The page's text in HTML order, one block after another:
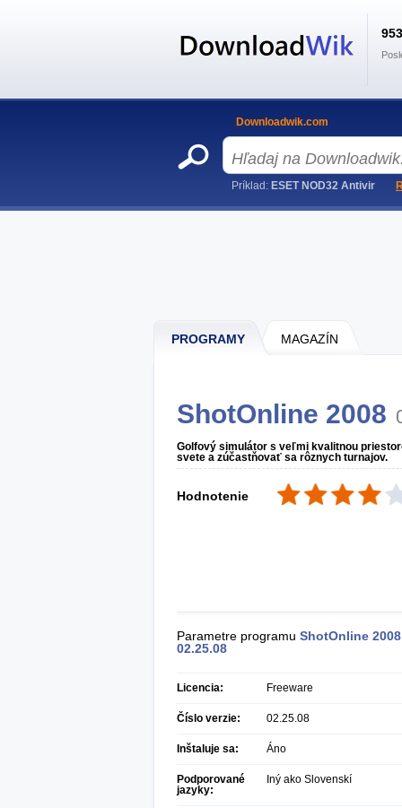
PROGRAMY MAGAZÍN
ShotOnline 2008
Golfový simulátor s veľmi kvalitnou
svete a zúčastňovať sa rôznych turnajov.
Hodnotenie
Parametre programu ShotOnline 2008
02.25.08
Licencia: Freeware
Číslo verzie: 02.25.08
Inštaluje sa: Áno
Podporované
jazyky:
Iný ako Slovenskí
Downloadwik.com
Príklad: ESET NOD32 Antivir